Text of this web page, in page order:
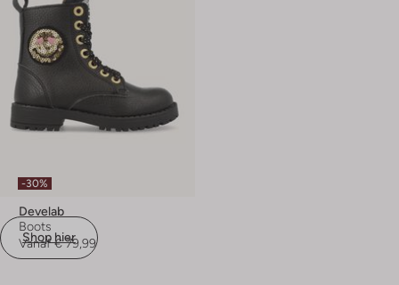
Shop hier
-30%
Develab
Boots
Vanaf € 79,99